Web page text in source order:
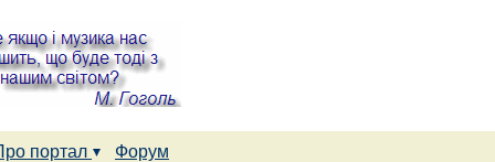
портал Форум